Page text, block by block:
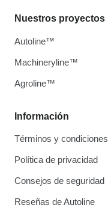
Información
Términos y condiciones
Política de privacidad
Consejos de seguridad
Reseñas de Autoline
Nuestros proyectos
Autoline™
Machineryline™
Agroline™